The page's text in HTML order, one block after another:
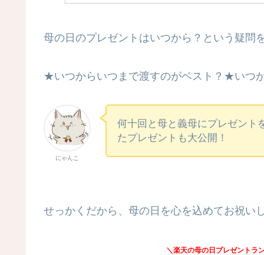
母の日のプレゼントはいつから？という疑問
★いつからいつまで渡すのがベスト？★いつ
にゃんこ
何十回と母と義母にプレゼント
たプレゼントも大公開！
せっかくだから、母の日を心を込めてお祝い
＼楽天の母の日プレゼントラ